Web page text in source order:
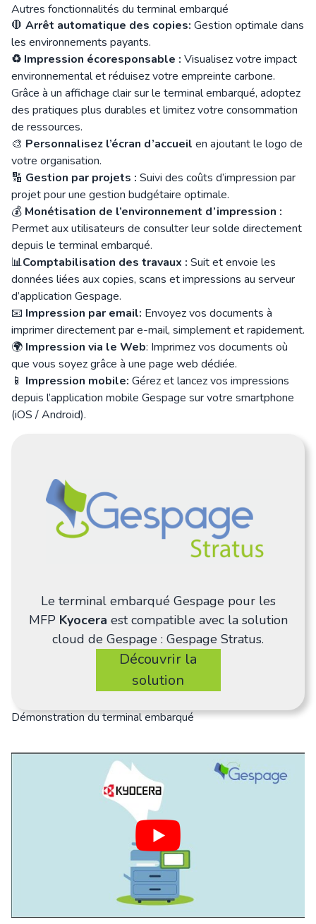
Autres fonctionnalités du terminal embarqué
🛑 Arrêt automatique des copies: Gestion optimale dans
les environnements payants.
♻️ Impression écoresponsable : Visualisez votre impact
environnemental et réduisez votre empreinte carbone.
Grâce à un affichage clair sur le terminal embarqué, adoptez
des pratiques plus durables et limitez votre consommation
de ressources.
🎨 Personnalisez l’écran d’accueil en ajoutant le logo de
votre organisation.
🔢 Gestion par projets : Suivi des coûts d’impression par
projet pour une gestion budgétaire optimale.
💰 Monétisation de l’environnement d’impression :
Permet aux utilisateurs de consulter leur solde directement
depuis le terminal embarqué.
📊Comptabilisation des travaux : Suit et envoie les
données liées aux copies, scans et impressions au serveur
d’application Gespage.
📧 Impression par email: Envoyez vos documents à
imprimer directement par e-mail, simplement et rapidement.
🌍 Impression via le Web: Imprimez vos documents où
que vous soyez grâce à une page web dédiée.
📱 Impression mobile: Gérez et lancez vos impressions
depuis l’application mobile Gespage sur votre smartphone
(iOS / Android).
Le terminal embarqué Gespage pour les
MFP Kyocera est compatible avec la solution
cloud de Gespage : Gespage Stratus.
Découvrir la
solution
Démonstration du terminal embarqué